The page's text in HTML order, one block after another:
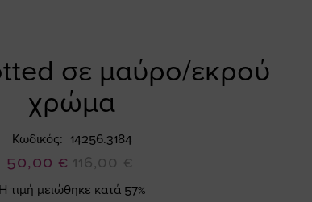
σε μαύρο/εκρού
χρώμα
Κωδικός 14256.3184
Ειδική
Τιμή
50,00 € 116,00 €
Η τιμή μειώθηκε κατά 57%